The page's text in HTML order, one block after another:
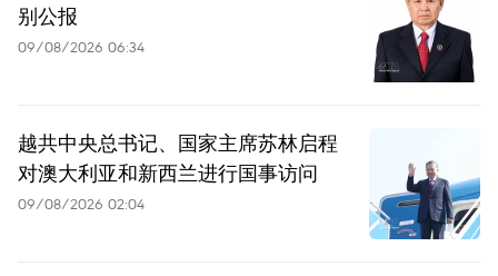
别公报
09/08/2026 06:34
越共中央总书记、国家主席苏林启程
对澳大利亚和新西兰进行国事访问
09/08/2026 02:04